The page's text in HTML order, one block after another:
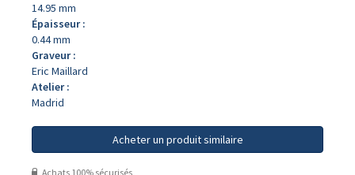
14.95 mm
Épaisseur :
0.44 mm
Graveur :
Eric Maillard
Atelier :
Madrid
Acheter un produit similaire
Achats 100% sécurisés